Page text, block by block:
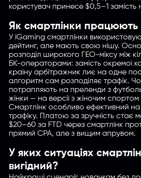
користувач принесе $0,5–1 замість
Як смартлінки працюють
У iGaming смартлінки
дейтинг, але мають свою нішу.
розподіл широкого ГЕО-міксу між
БК-операторами: замість окремої
країну арбітражник лиє на одне
алгоритм сам розподіляє трафік.
потрапляють на преленди з
жінки — на версії з жіночим
Смартлінк особливо ефективний
трафіку. Платою за зручність стає
$20–60 за FTD через смартлінк
прямий CPA, але з вищим апрувом.
У яких ситуаціях
вигідний?